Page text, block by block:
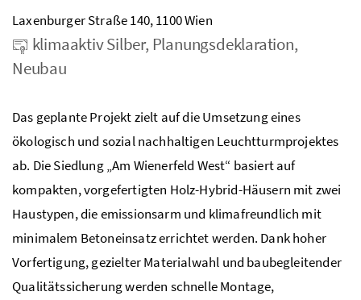
Laxenburger Straße 140, 1100 Wien
klimaaktiv Silber, Planungsdeklaration,
Neubau
Das geplante Projekt zielt auf die Umsetzung eines
ökologisch und sozial nachhaltigen Leuchtturmprojektes
ab. Die Siedlung „Am Wienerfeld West“ basiert auf
kompakten, vorgefertigten Holz-Hybrid-Häusern mit zwei
Haustypen, die emissionsarm und klimafreundlich mit
minimalem Betoneinsatz errichtet werden. Dank hoher
Vorfertigung, gezielter Materialwahl und baubegleitender
Qualitätssicherung werden schnelle Montage,